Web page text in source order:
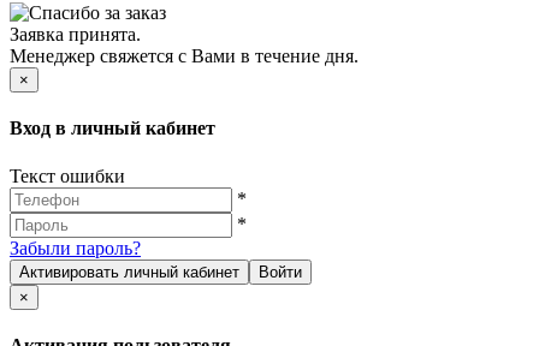
Заявка принята.
Менеджер свяжется с Вами в течение дня.
×
Вход в личный кабинет
Текст ошибки
*
*
Забыли пароль?
Активировать личный кабинет
Войти
×